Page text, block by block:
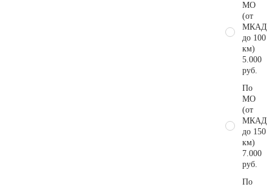
МО
(от
МКАД
до 100
км)
5.000
руб.
По
МО
(от
МКАД
до 150
км)
7.000
руб.
По